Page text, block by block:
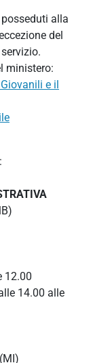
alla
del
ministero:
e il
12.00
14.00 alle